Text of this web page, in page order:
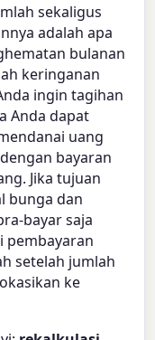
sekaligus
adalah apa
bulanan
keringanan
ingin tagihan
Anda dapat
uang
bayaran
Jika tujuan
bunga dan
bayar saja
pembayaran
setelah jumlah
ke